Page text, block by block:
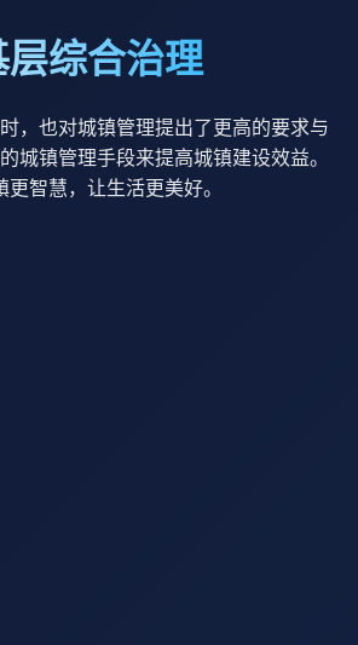
综合治理
，也对城镇管理提出了更高的要求与
城镇管理手段来提高城镇建设效益。
更智慧，让生活更美好。